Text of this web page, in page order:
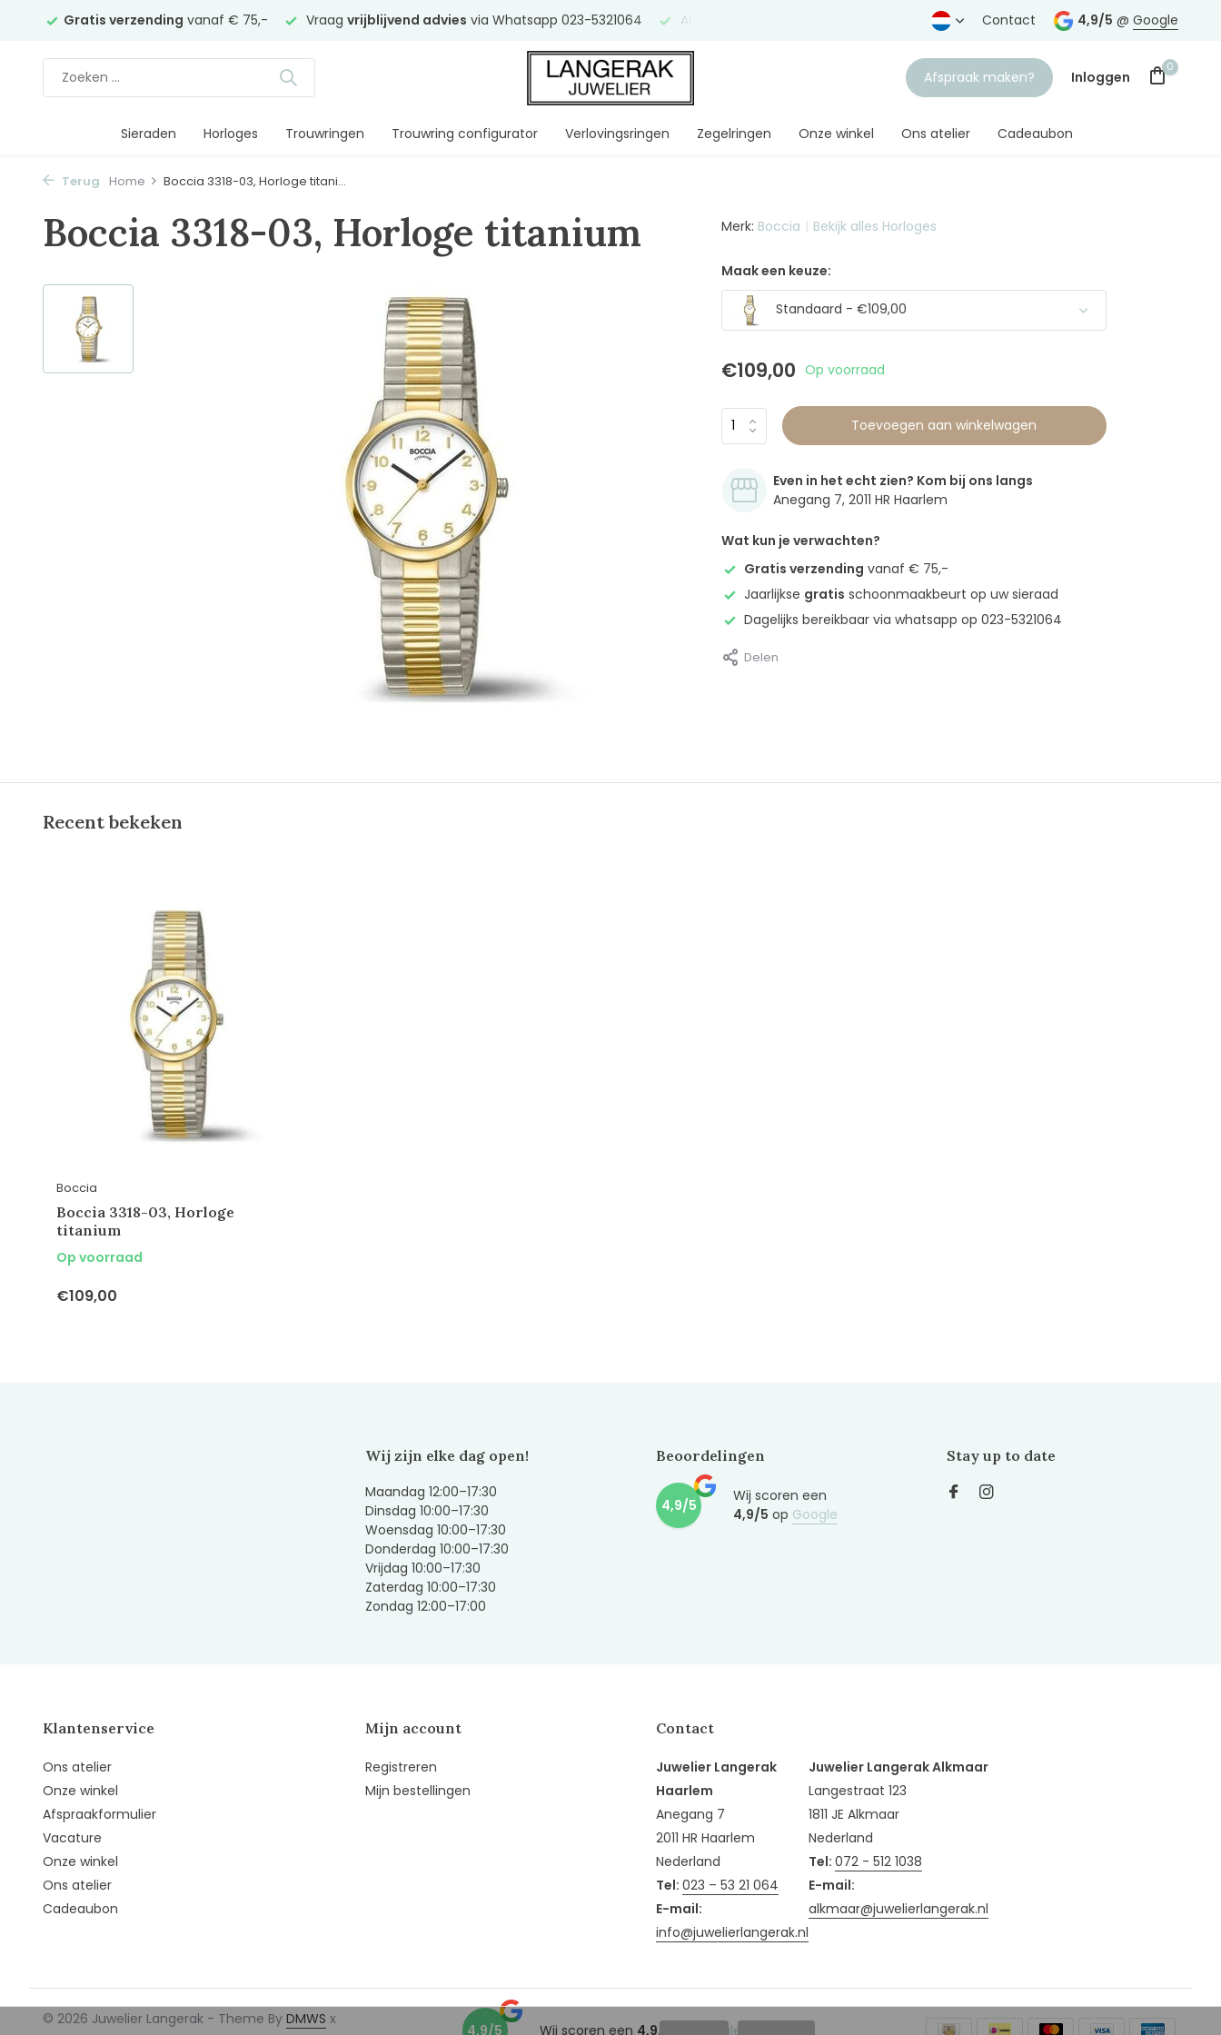
Gratis verzending vanaf € 75,- Vraag vrijblijvend advies via Whatsapp 023-5321064 Al Gratis verzending vanaf € 75,-
Contact 4,9/5 @ Google
Afspraak maken? Inloggen
0
Sieraden Horloges Trouwringen Trouwring configurator Verlovingsringen Zegelringen Onze winkel Ons atelier Cadeaubon
Terug Home Boccia 3318-03, Horloge titani...
Boccia 3318-03, Horloge titanium Merk: Boccia Bekijk alles Horloges
Maak een keuze:
Standaard - €109,00
€109,00 Op voorraad
Toevoegen aan winkelwagen
Even in het echt zien? Kom bij ons langs
Anegang 7, 2011 HR Haarlem
Wat kun je verwachten?
Gratis verzending vanaf € 75,-
Jaarlijkse gratis schoonmaakbeurt op uw sieraad
Dagelijks bereikbaar via whatsapp op 023-5321064
Delen
Recent bekeken
Boccia
Boccia 3318-03, Horloge
titanium
Op voorraad
€109,00
Wij zijn elke dag open!
Maandag 12:00–17:30
Dinsdag 10:00–17:30
Woensdag 10:00–17:30
Donderdag 10:00–17:30
Vrijdag 10:00–17:30
Zaterdag 10:00–17:30
Zondag 12:00–17:00
Beoordelingen
4,9/5
Wij scoren een
4,9/5 op Google
Stay up to date
Klantenservice
Ons atelier
Onze winkel
Afspraakformulier
Vacature
Onze winkel
Ons atelier
Cadeaubon
Mijn account
Registreren
Mijn bestellingen
Contact
Juwelier Langerak
Haarlem
Anegang 7
2011 HR Haarlem
Nederland
Tel: 023 – 53 21 064
E-mail:
info@juwelierlangerak.nl
Juwelier Langerak Alkmaar
Langestraat 123
1811 JE Alkmaar
Nederland
Tel: 072 - 512 1038
E-mail:
alkmaar@juwelierlangerak.nl
© 2026 Juwelier Langerak - Theme By DMWS x
4,9/5 Wij scoren een 4,9/5 Google